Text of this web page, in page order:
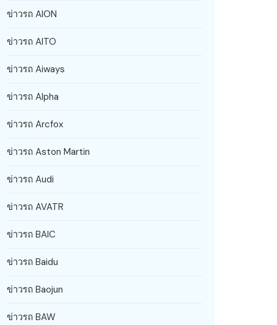
ข่าวรถ AION
ข่าวรถ AITO
ข่าวรถ Aiways
ข่าวรถ Alpha
ข่าวรถ Arcfox
ข่าวรถ Aston Martin
ข่าวรถ Audi
ข่าวรถ AVATR
ข่าวรถ BAIC
ข่าวรถ Baidu
ข่าวรถ Baojun
ข่าวรถ BAW